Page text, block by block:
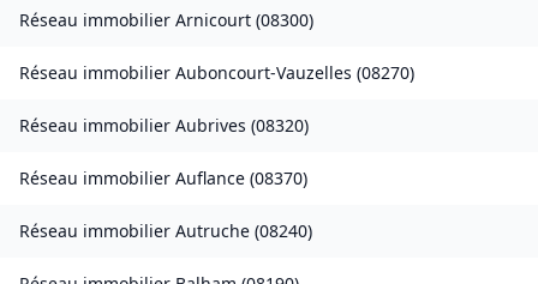
Réseau immobilier Arnicourt (08300)
Réseau immobilier Auboncourt-Vauzelles (08270)
Réseau immobilier Aubrives (08320)
Réseau immobilier Auflance (08370)
Réseau immobilier Autruche (08240)